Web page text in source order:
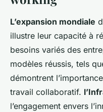
L’expansion mondiale
illustre leur capacité à
besoins variés des
modèles réussis, tels
démontrent
travail collaboratif.
l’engagement envers